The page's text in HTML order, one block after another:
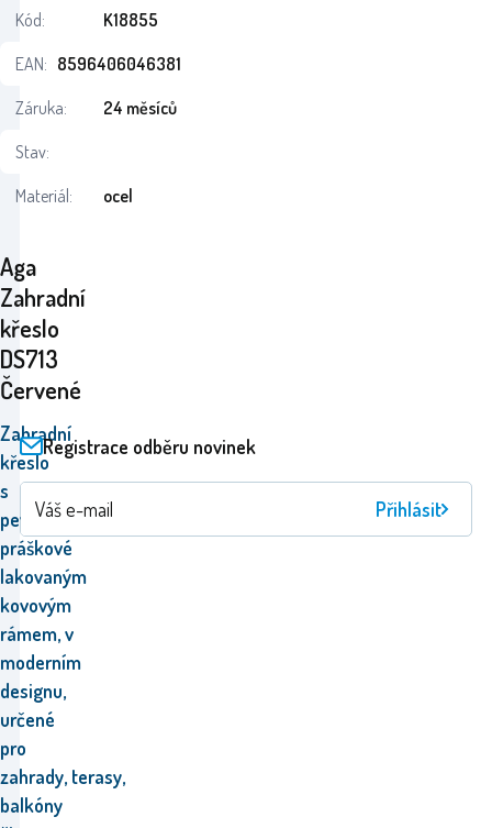
Aga
Zahradní
křeslo
DS713
Červené
Zahradní
křeslo
s
pevným
práškové
lakovaným
kovovým
rámem, v
moderním
designu,
určené
pro
zahrady, terasy,
balkóny
Kód:
K18855
EAN: 8596406046381
Záruka:
24 měsíců
Stav:
Materiál:
ocel
Registrace odběru novinek
Přihlásit